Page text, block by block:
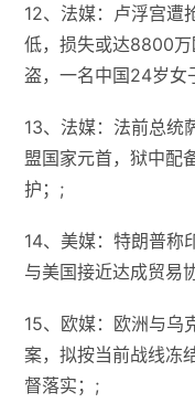
12、法媒：卢浮宫遭
低，损失或达8800
盗，一名中国24岁女
13、法媒：法前总统
盟国家元首，狱中配
护；;
14、美媒：特朗普称
与美国接近达成贸易
15、欧媒：欧洲与乌
案，拟按当前战线冻
督落实；;